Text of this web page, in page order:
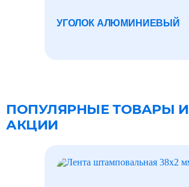
УГОЛОК АЛЮМИНИЕВЫЙ
ПОПУЛЯРНЫЕ ТОВАРЫ И
АКЦИИ